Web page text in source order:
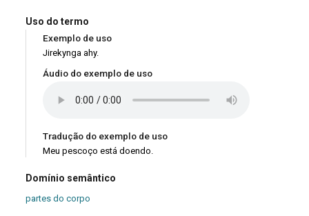
Uso do termo
Exemplo de uso
Jirekynga ahy.
Áudio do exemplo de uso
Tradução do exemplo de uso
Meu pescoço está doendo.
Domínio semântico
partes do corpo